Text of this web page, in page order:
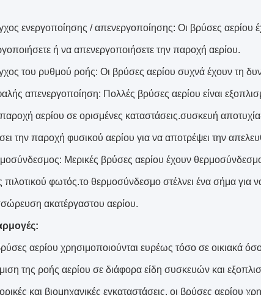
ενεργοποίησης / απενεργοποίησης: Οι βρύσες αερίου
ή να απενεργοποιήσετε την παροχή αερίου.
του ρυθμού ροής: Οι βρύσες αερίου συχνά έχουν τη
απενεργοποίηση: Πολλές βρύσες αερίου είναι
αερίου σε ορισμένες καταστάσεις.συσκευή
την παροχή φυσικού αερίου για να αποτρέψει την
Μερικές βρύσες αερίου έχουν
πιλοτικού φωτός.το θερμοσύνδεσμο στέλνει ένα σήμα για
ακατέργαστου αερίου.
αερίου χρησιμοποιούνται ευρέως τόσο σε οικιακά
της ροής αερίου σε διάφορα είδη συσκευών και
και βιομηχανικές εγκαταστάσεις, οι βρύσες αερίου